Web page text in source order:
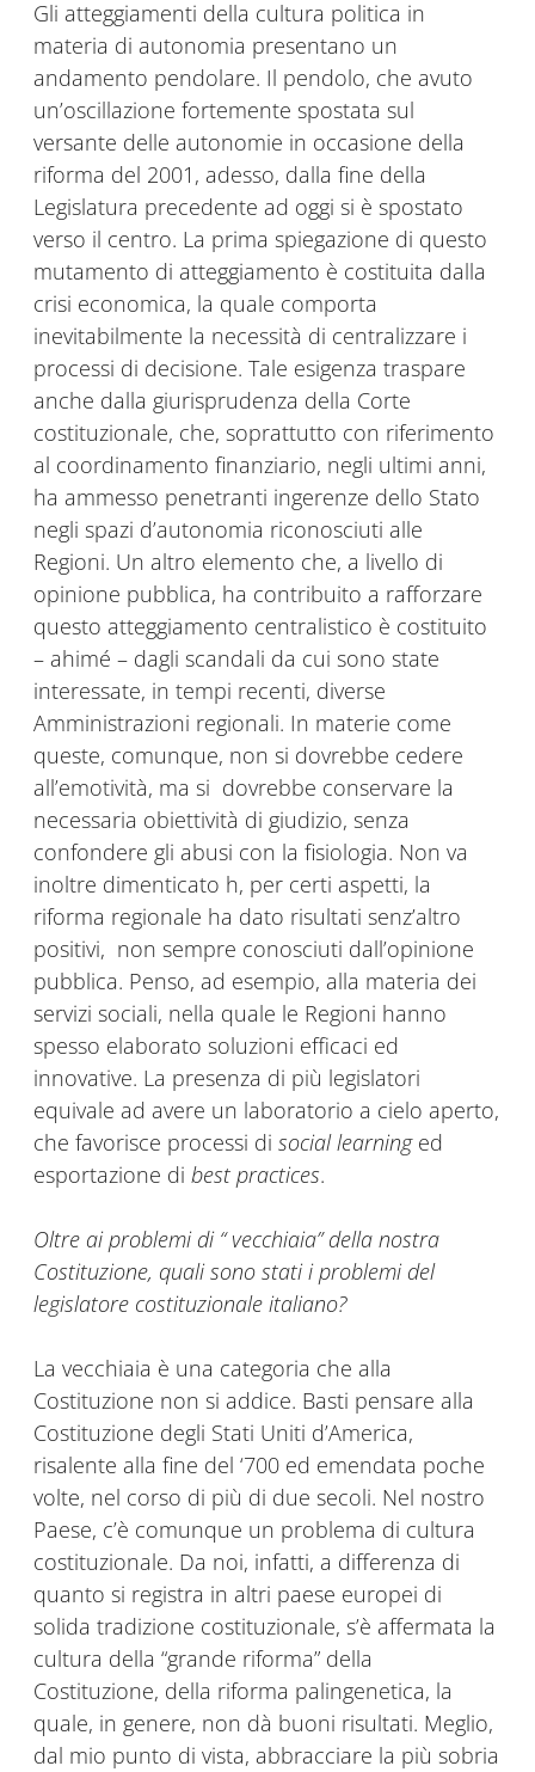
Gli atteggiamenti della cultura politica in
materia di autonomia presentano un
andamento pendolare. Il pendolo, che avuto
un’oscillazione fortemente spostata sul
versante delle autonomie in occasione della
riforma del 2001, adesso, dalla fine della
Legislatura precedente ad oggi si è spostato
verso il centro. La prima spiegazione di questo
mutamento di atteggiamento è costituita dalla
crisi economica, la quale comporta
inevitabilmente la necessità di centralizzare i
processi di decisione. Tale esigenza traspare
anche dalla giurisprudenza della Corte
costituzionale, che, soprattutto con riferimento
al coordinamento finanziario, negli ultimi anni,
ha ammesso penetranti ingerenze dello Stato
negli spazi d’autonomia riconosciuti alle
Regioni. Un altro elemento che, a livello di
opinione pubblica, ha contribuito a rafforzare
questo atteggiamento centralistico è costituito
– ahimé – dagli scandali da cui sono state
interessate, in tempi recenti, diverse
Amministrazioni regionali. In materie come
queste, comunque, non si dovrebbe cedere
all’emotività, ma si dovrebbe conservare la
necessaria obiettività di giudizio, senza
confondere gli abusi con la fisiologia. Non va
inoltre dimenticato h, per certi aspetti, la
riforma regionale ha dato risultati senz’altro
positivi, non sempre conosciuti dall’opinione
pubblica. Penso, ad esempio, alla materia dei
servizi sociali, nella quale le Regioni hanno
spesso elaborato soluzioni efficaci ed
innovative. La presenza di più legislatori
equivale ad avere un laboratorio a cielo aperto,
che favorisce processi di social learninged
esportazione di best practices.
Oltre ai problemi di “ vecchiaia” della nostra
Costituzione, quali sono stati i problemi del
legislatore costituzionale italiano?
La vecchiaia è una categoria che alla
Costituzione non si addice. Basti pensare alla
Costituzione degli Stati Uniti d’America,
risalente alla fine del ‘700 ed emendata poche
volte, nel corso di più di due secoli. Nel nostro
Paese, c’è comunque un problema di cultura
costituzionale. Da noi, infatti, a differenza di
quanto si registra in altri paese europei di
solida tradizione costituzionale, s’è affermata la
cultura della “grande riforma” della
Costituzione, della riforma palingenetica, la
quale, in genere, non dà buoni risultati. Meglio,
dal mio punto di vista, abbracciare la più sobria